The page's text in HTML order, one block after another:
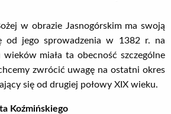
w obrazie Jasnogórskim ma swoją
od jego sprowadzenia w 1382 r. na
miała ta obecność szczególne
zwrócić uwagę na ostatni okres
się od drugiej połowy XIX wieku.
Koźmińskiego